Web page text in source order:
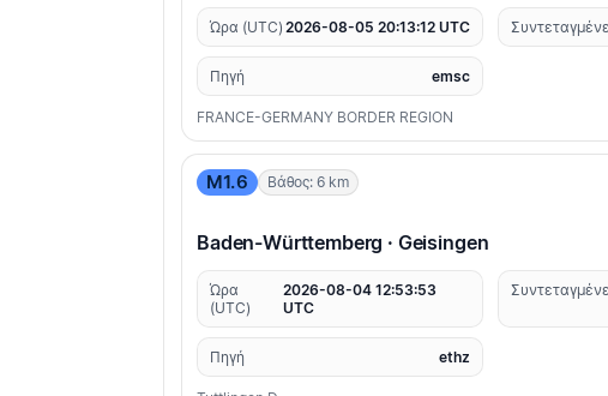
Ώρα (UTC) 2026-08-05 20:13:12 UTC
Πηγή emsc
FRANCE-GERMANY BORDER REGION
M1.6 Βάθος: 6 km
Baden-Württemberg · Geisingen
Ώρα
(UTC)
2026-08-04 12:53:53
UTC
Πηγή ethz